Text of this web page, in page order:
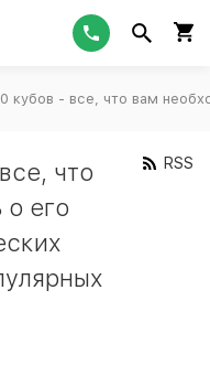
кубов - все, что вам
что
его
RSS